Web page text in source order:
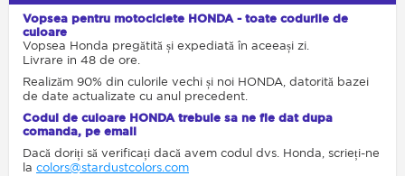
Vopsea pentru motociclete HONDA - toate codurile de
culoare
Vopsea Honda pregătită și expediată în aceeași zi.
Livrare in 48 de ore.
Realizăm 90% din culorile vechi și noi HONDA, datorită bazei
de date actualizate cu anul precedent.
Codul de culoare HONDA trebuie sa ne fie dat dupa
comanda, pe email
Dacă doriți să verificați dacă avem codul dvs. Honda, scrieți-ne
la colors@stardustcolors.com